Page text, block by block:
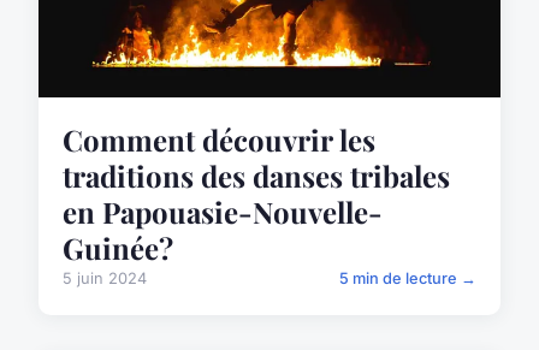
Comment découvrir les
traditions des danses tribales
en Papouasie-Nouvelle-
Guinée?
5 juin 2024 5 min de lecture →